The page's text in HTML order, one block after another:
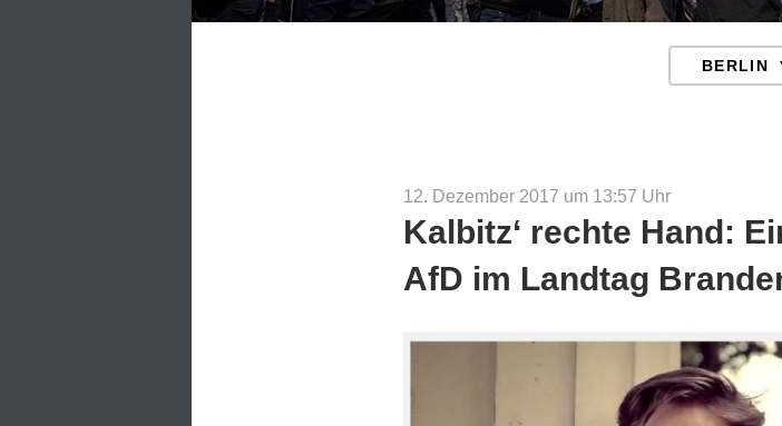
12. Dezember 2017 um 13:57 Uhr
Kalbitz‘ rechte Hand:
AfD im Landtag